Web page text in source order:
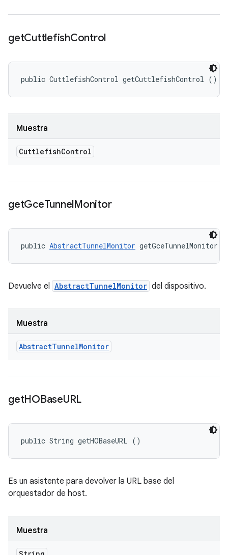
getCuttlefishControl
public CuttlefishControl getCuttlefishControl ()
Muestra
CuttlefishControl
getGceTunnelMonitor
public AbstractTunnelMonitor getGceTunnelMonitor
Devuelve el AbstractTunnelMonitor del dispositivo.
Muestra
AbstractTunnelMonitor
getHOBaseURL
public String getHOBaseURL ()
Es un asistente para devolver la URL base del
orquestador de host.
Muestra